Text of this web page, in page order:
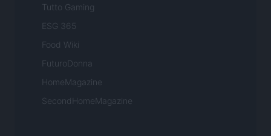
Tutto Gaming
ESG 365
Food Wiki
FuturoDonna
HomeMagazine
SecondHomeMagazine